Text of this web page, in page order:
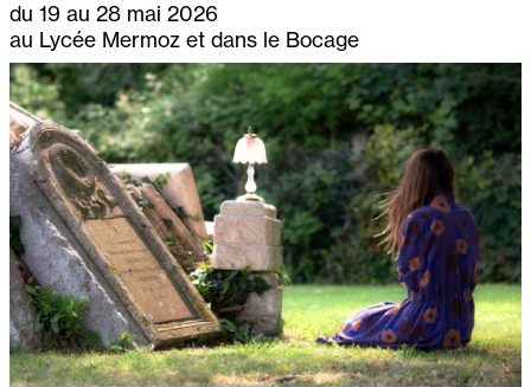
du 19 au 28 mai 2026
au Lycée Mermoz et dans le Bocage